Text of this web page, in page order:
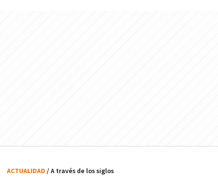
ACTUALIDAD / A través de los siglos